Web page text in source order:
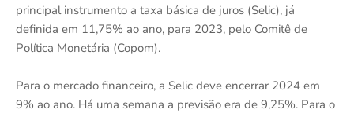
principal instrumento a taxa básica de juros (Selic), já
definida em 11,75% ao ano, para 2023, pelo Comitê de
Política Monetária (Copom).
Para o mercado financeiro, a Selic deve encerrar 2024 em
9% ao ano. Há uma semana a previsão era de 9,25%. Para o